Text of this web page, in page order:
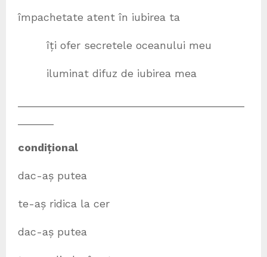
împachetate atent în iubirea ta
îți ofer secretele oceanului meu
iluminat difuz de iubirea mea
condițional
dac-aș putea
te-aș ridica la cer
dac-aș putea